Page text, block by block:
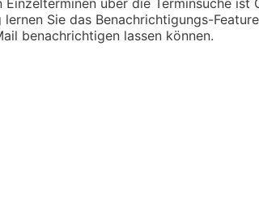
Sie das Benachrichtigungs-
benachrichtigen lassen können.